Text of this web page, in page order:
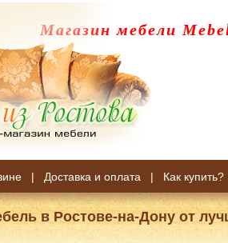
Магазин мебели
| Доставка и оплата | Как купить?
в Ростове-на-Дону от